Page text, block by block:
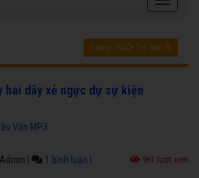
Trang chủ Tin bên lề
hai dây xẻ ngực dự sự kiện
Văn MP3
Admin 1 bình luận 961 lượt xem